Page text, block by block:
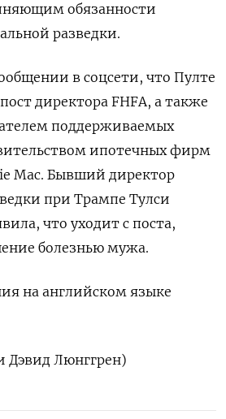
⁠обязанности
разведки.
в соцсети, ​что Пулте
​директора FHFA, ‌а также
поддерживаемых
ипотечных ​фирм
Mac. Бывший ​директор
при Трампе Тулси
что уходит с поста,
болезнью мужа.
‌на английском ‌языке
‌Дэвид Люнггрен)